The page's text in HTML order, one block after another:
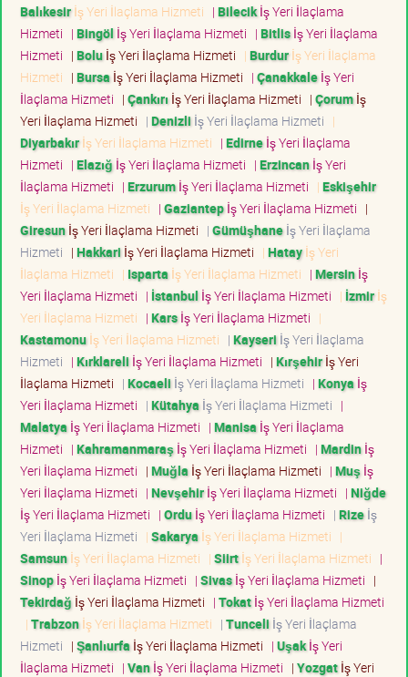
Balıkesirİş Yeri İlaçlama Hizmeti | Bilecikİş Yeri İlaçlama
Hizmeti | Bingöl İş Yeri İlaçlama Hizmeti | Bitlisİş Yeri İlaçlama
Hizmeti | Boluİş Yeri İlaçlama Hizmeti | Burdurİş Yeri İlaçlama
Hizmeti | Bursa İş Yeri İlaçlama Hizmeti | Çanakkaleİş Yeri
İlaçlama Hizmeti | Çankırı İş Yeri İlaçlama Hizmeti | Çorumİş
Yeri İlaçlama Hizmeti | Denizli İş Yeri İlaçlama Hizmeti |
Diyarbakırİş Yeri İlaçlama Hizmeti | Edirneİş Yeri İlaçlama
Hizmeti | Elazığ İş Yeri İlaçlama Hizmeti | Erzincanİş Yeri
İlaçlama Hizmeti | Erzurumİş Yeri İlaçlama Hizmeti | Eskişehir
İş Yeri İlaçlama Hizmeti | Gaziantepİş Yeri İlaçlama Hizmeti |
Giresunİş Yeri İlaçlama Hizmeti | Gümüşhaneİş Yeri İlaçlama
Hizmeti | Hakkari İş Yeri İlaçlama Hizmeti | Hatayİş Yeri
İlaçlama Hizmeti | Isparta İş Yeri İlaçlama Hizmeti | Mersinİş
Yeri İlaçlama Hizmeti | İstanbul İş Yeri İlaçlama Hizmeti | İzmirİş
Yeri İlaçlama Hizmeti | Karsİş Yeri İlaçlama Hizmeti |
Kastamonuİş Yeri İlaçlama Hizmeti | Kayseri İş Yeri İlaçlama
Hizmeti | Kırklareli İş Yeri İlaçlama Hizmeti | Kırşehirİş Yeri
İlaçlama Hizmeti | Kocaeli İş Yeri İlaçlama Hizmeti | Konya İş
Yeri İlaçlama Hizmeti | Kütahya İş Yeri İlaçlama Hizmeti |
Malatya İş Yeri İlaçlama Hizmeti | Manisa İş Yeri İlaçlama
Hizmeti | Kahramanmaraş İş Yeri İlaçlama Hizmeti | Mardinİş
Yeri İlaçlama Hizmeti | Muğla İş Yeri İlaçlama Hizmeti | Muş İş
Yeri İlaçlama Hizmeti | Nevşehirİş Yeri İlaçlama Hizmeti | Niğde
İş Yeri İlaçlama Hizmeti | Orduİş Yeri İlaçlama Hizmeti | Rizeİş
Yeri İlaçlama Hizmeti | Sakarya İş Yeri İlaçlama Hizmeti |
Samsunİş Yeri İlaçlama Hizmeti | Siirtİş Yeri İlaçlama Hizmeti |
Sinopİş Yeri İlaçlama Hizmeti | Sivasİş Yeri İlaçlama Hizmeti |
Tekirdağ İş Yeri İlaçlama Hizmeti | Tokatİş Yeri İlaçlama Hizmeti
| Trabzonİş Yeri İlaçlama Hizmeti | Tunceli İş Yeri İlaçlama
Hizmeti | Şanlıurfa İş Yeri İlaçlama Hizmeti | Uşakİş Yeri
İlaçlama Hizmeti | Vanİş Yeri İlaçlama Hizmeti | Yozgatİş Yeri